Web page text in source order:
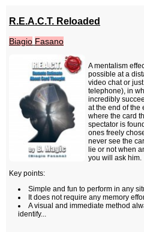
R.E.A.C.T. Reloaded
Biagio Fasano
A mentalism
possible at a
video chat or
telephone), in
incredibly
at the end of the
where the card
spectator is
ones freely
never see the
lie or not when
you will ask him.
Key points:
Simple and fun to perform in any
It does not require any memory
A visual and immediate method
identify...